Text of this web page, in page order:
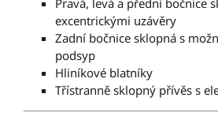
Pravá, levá a přední bočnice
excentrickými uzávěry
Zadní bočnice sklopná s
podsyp
Hliníkové blatníky
Třístranně sklopný přívěs s